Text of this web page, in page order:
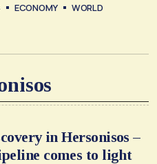
ECONOMY WORLD
in Hersonisos –
comes to light